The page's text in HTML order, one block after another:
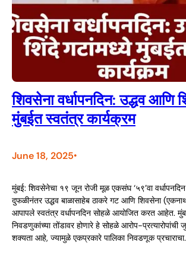
शिवसेना वर्धापनदिन: उद्धव आणि
मुंबईत स्वतंत्र कार्यक्रम
June 18, 2025•
मुंबई: शिवसेनेचा १९ जून रोजी मूळ एकसंघ ‘५९’वा
दुफळीनंतर उद्धव बाळासाहेब ठाकरे गट आणि शिवसेना
आपापले स्वतंत्र वर्धापनदिन सोहळे आयोजित करत आहेत.
निवडणुकांच्या तोंडावर होणारे हे सोहळे आरोप-प्रत्यारोपांची
शक्यता आहे, ज्यामुळे एकप्रकारे पालिका निवडणूक